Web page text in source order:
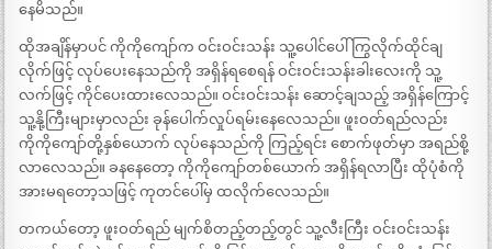
နေမိသည်။
ထိုအချိန်မှာပင် ကိုကိုကျော်က ဝင်းဝင်းသန်း သူ့ပေါင်ပေါ် ကြွလိုက်ထိုင်ချ
လိုက်ဖြင့် လုပ်ပေးနေသည်ကို အရှိန်ရစေရန် ဝင်းဝင်းသန်းခါးလေးကို သူ့
လက်ဖြင့် ကိုင်ပေးထားလေသည်။ ဝင်းဝင်းသန်း ဆောင့်ချသည့် အရှိန်ကြောင့်
သူ့နို့ကြီးများမှာလည်း ခုန်ပေါက်လှုပ်ရမ်းနေလေသည်။ ဖူးဝတ်ရည်လည်း
ကိုကိုကျော်တို့နှစ်ယောက် လုပ်နေသည်ကို ကြည့်ရင်း စောက်ဖုတ်မှာ အရည်စို့
လာလေသည်။ ခနနေတော့ ကိုကိုကျော်တစ်ယောက် အရှိန်ရလာပြီး ထိုပုံစံကို
အားမရတော့သဖြင့် ကုတင်ပေါ်မှ ထလိုက်လေသည်။
တကယ်တော့ ဖူးဝတ်ရည် မျက်စိတည့်တည့်တွင် သူ့လီးကြီး ဝင်းဝင်းသန်း